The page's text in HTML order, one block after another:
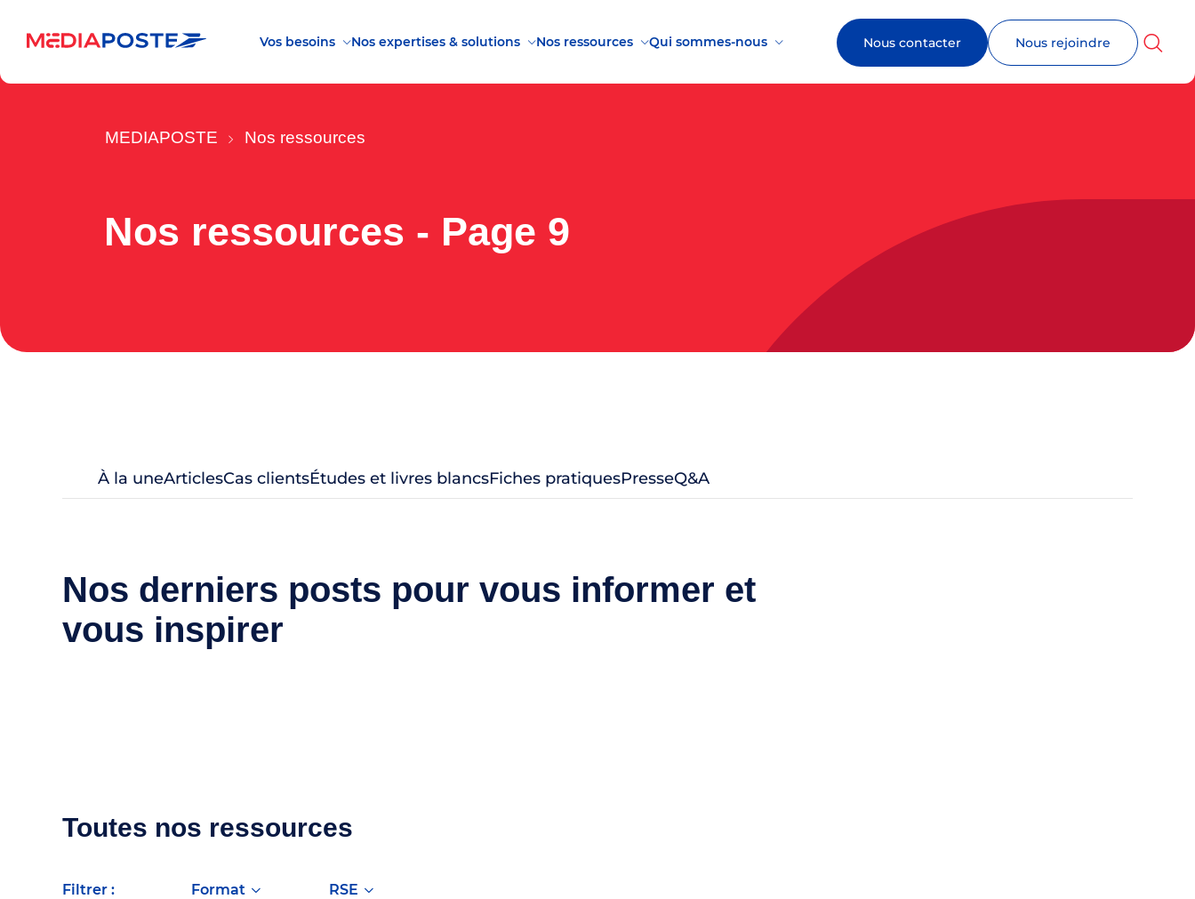
Vos besoins Nos expertises & solutions Nos ressources Qui sommes-nous Nous contacter Nous rejoindre
MEDIAPOSTE Nos ressources
Nos ressources - Page 9
À la une Articles Cas clients Études et livres blancs Fiches pratiques Presse Q&A
Nos derniers posts pour vous informer et
vous inspirer
Toutes nos ressources
filtrer : format RSE